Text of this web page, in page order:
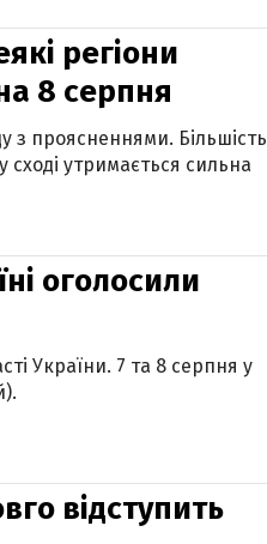
регіони
8 серпня
з проясненнями. Більшість
утримається сильна
оголосили
України. 7 та 8 серпня у
відступить